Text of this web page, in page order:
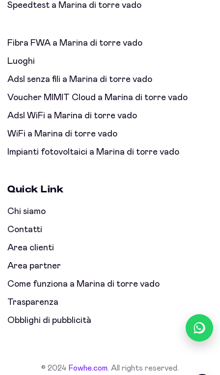
Speedtest a Marina di torre vado
Fibra FWA a Marina di torre vado
Luoghi
Adsl senza fili a Marina di torre vado
Voucher MIMIT Cloud a Marina di torre vado
Adsl WiFi a Marina di torre vado
WiFi a Marina di torre vado
Impianti fotovoltaici a Marina di torre vado
Quick Link
Chi siamo
Contatti
Area clienti
Area partner
Come funziona a Marina di torre vado
Trasparenza
Obblighi di pubblicità
© 2024 Fowhe.com. All rights reserved.